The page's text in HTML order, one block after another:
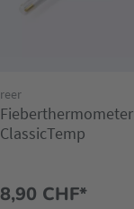
reer
Fieberthermometer
ClassicTemp
8,90 CHF*